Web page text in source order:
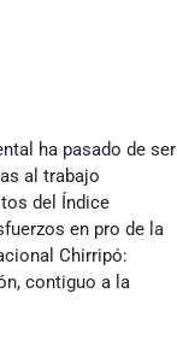
ha pasado de ser
al trabajo
del Índice
en pro de la
Chirripó:
contiguo a la